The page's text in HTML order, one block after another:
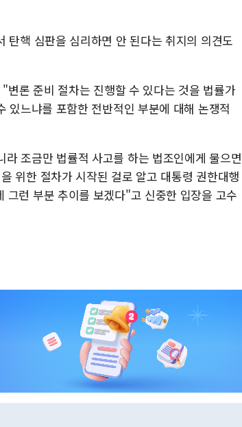
탄핵 심판을 심리하면 안 된다는 취지의 의견도
론 준비 절차는 진행할 수 있다는 것을 법률가
있느냐를 포함한 전반적인 부분에 대해 논쟁적
조금만 법률적 사고를 하는 법조인에게 물으면
위한 절차가 시작된 걸로 알고 대통령 권한대행
그런 부분 추이를 보겠다"고 신중한 입장을 고수